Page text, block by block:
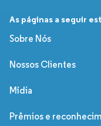
As páginas a seguir
Sobre Nós
Nossos Clientes
Mídia
Prêmios e